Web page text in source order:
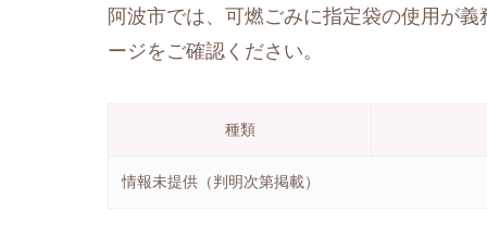
阿波市では、可燃ごみに指定袋の使用が
ージをご確認ください。
種類
情報未提供（判明次第掲載）